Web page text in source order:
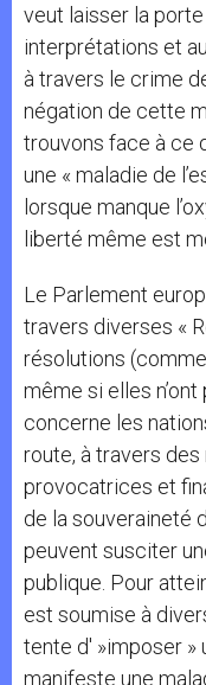
veut laisser la
interprétations et
à travers le crime
négation de cette
trouvons face à ce
une « maladie de
lorsque manque
liberté même est
Le Parlement
travers diverses «
résolutions (comme
même si elles
concerne les
route, à travers
provocatrices et
de la souveraineté
peuvent susciter
publique. Pour
est soumise à
tente d' »imposer »
manifeste une